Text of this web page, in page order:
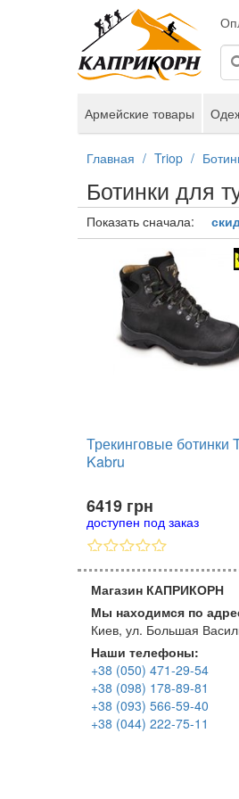
Армейские товары
Главная Triop
Ботинки для
Показать сначала:
Трекинговые ботинки
Kabru
6419 грн
доступен под заказ
Магазин КАПРИКОРН
Мы находимся по
Киев, ул. Большая
Наши телефоны:
+38 (050) 471-29-54
+38 (098) 178-89-81
+38 (093) 566-59-40
+38 (044) 222-75-11